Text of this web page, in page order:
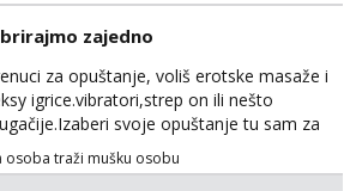
zajedno
za opuštanje, voliš erotske masaže i
igrice.vibratori,strep on ili nešto
svoje opuštanje tu sam za
info na mob 095/762-8147
osoba traži mušku osobu